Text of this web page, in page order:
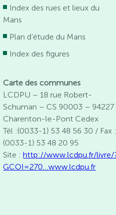
Index des rues et lieux du
Mans
Plan d’étude du Mans
Index des figures
Carte des communes
LCDPU – 18 rue Robert-
Schuman – CS 90003 – 94227
Charenton-le-Pont Cedex
Tél :(0033-1) 53 48 56 30 / Fax
(0033-1) 53 48 20 95
Site :http://www.lcdpu.fr/livre/
GCOI=270…www.lcdpu.fr